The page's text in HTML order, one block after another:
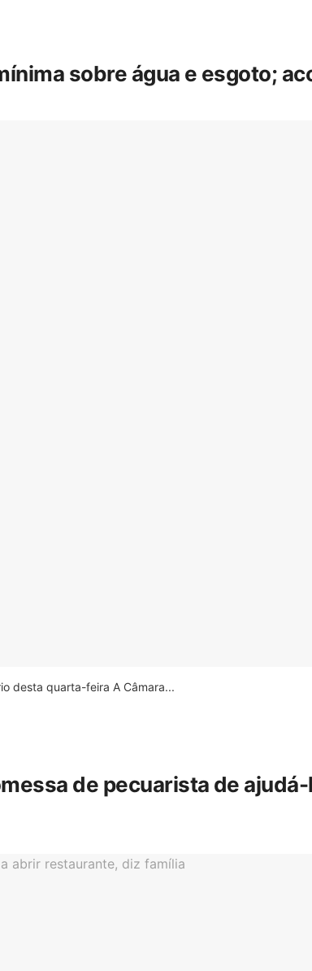
sobre água e esgoto;
desta quarta-feira A Câmara...
de pecuarista de